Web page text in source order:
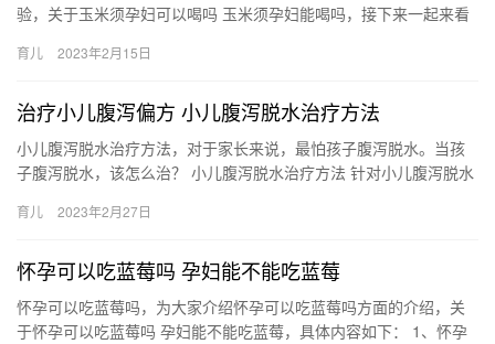
验，关于玉米须孕妇可以喝吗 玉米须孕妇能喝吗，接下来一起来看
米…
育儿 2023年2月15日
治疗小儿腹泻偏方 小儿腹泻脱水治疗方法
小儿腹泻脱水治疗方法，对于家长来说，最怕孩子腹泻脱水。当孩
子腹泻脱水，该怎么治？ 小儿腹泻脱水治疗方法 针对小儿腹泻脱水
…
育儿 2023年2月27日
怀孕可以吃蓝莓吗 孕妇能不能吃蓝莓
怀孕可以吃蓝莓吗，为大家介绍怀孕可以吃蓝莓吗方面的介绍，关
于怀孕可以吃蓝莓吗 孕妇能不能吃蓝莓，具体内容如下： 1、怀孕